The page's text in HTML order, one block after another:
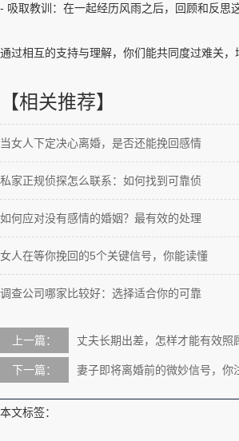
- 吸取教训：在一起经历风雨之后，回顾和反思
通过相互的支持与理解，你们能共同度过难关
【相关推荐】
当女人下定决心离婚，是否还能挽回感情
私家正规侦探怎么联系：如何找到可靠侦
如何应对没有感情的婚姻？最有效的处理
女人在等你挽回的5个关键信号，你能读懂
调查公司哪家比较好：选择适合你的可靠
上一篇： 丈夫长期出差，怎样才能有效照
下一篇： 妻子即将离婚前的微妙信号，你
本文标签：